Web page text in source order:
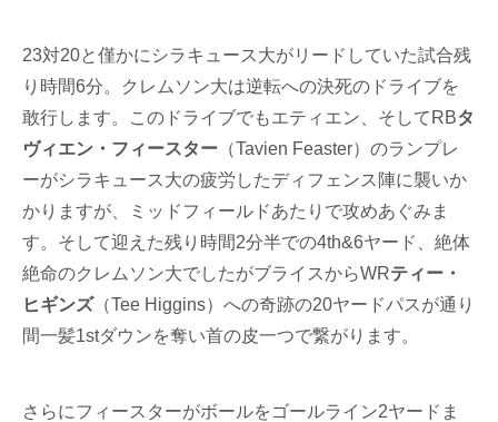
23対20と僅かにシラキュース大がリードしていた試合残
り時間6分。クレムソン大は逆転への決死のドライブを
敢行します。このドライブでもエティエン、そしてRBタ
ヴィエン・フィースター （Tavien Feaster）のランプレ
ーがシラキュース大の疲労したディフェンス陣に襲いか
かりますが、ミッドフィールドあたりで攻めあぐみま
す。そして迎えた残り時間2分半での4th&6ヤード、絶体
絶命のクレムソン大でしたがブライスからWRティー・
ヒギンズ（Tee Higgins）への奇跡の20ヤードパスが通り
間一髪1stダウンを奪い首の皮一つで繋がります。
さらにフィースターがボールをゴールライン2ヤードま